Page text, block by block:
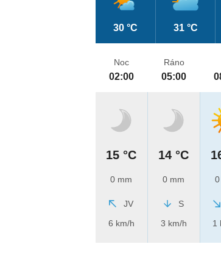
30 °C 31 °C
Noc
02:00
15 °C
0 mm
JV
6 km/h
Ráno
05:00
14 °C
0 mm
S
3 km/h
1